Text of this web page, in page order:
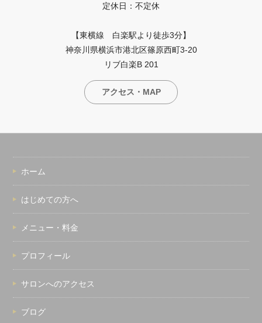
定休日：不定休
【東横線 白楽駅より徒歩3分】
神奈川県横浜市港北区篠原西町3-20
リブ白楽B 201
アクセス・MAP
ホーム
はじめての方へ
メニュー・料金
プロフィール
サロンへのアクセス
ブログ